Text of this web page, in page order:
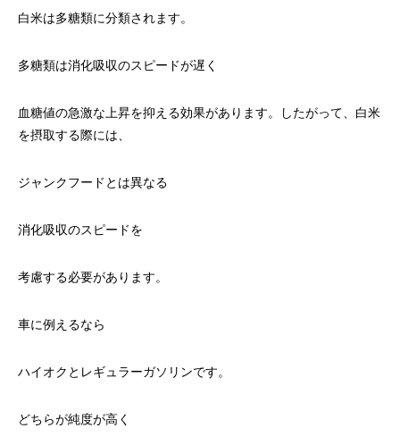
白米は多糖類に分類されます。
多糖類は消化吸収のスピードが遅く
血糖値の急激な上昇を抑える効果があります。したがって、白米
を摂取する際には、
ジャンクフードとは異なる
消化吸収のスピードを
考慮する必要があります。
車に例えるなら
ハイオクとレギュラーガソリンです。
どちらが純度が高く